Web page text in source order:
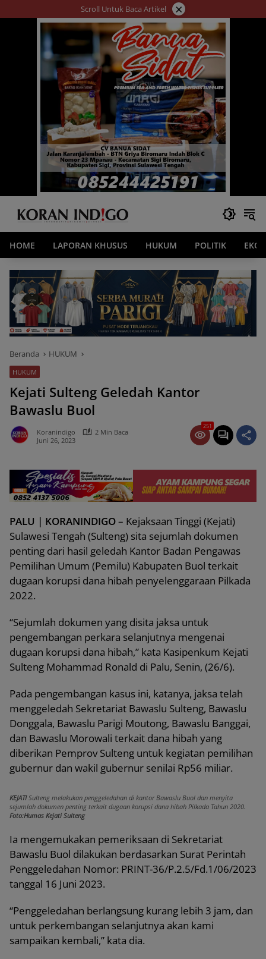
ke
Scroll Untuk Baca Artikel ×
HOME LAPORAN KHUSUS HUKUM POLITIK
Beranda HUKUM
HUKUM
Kejati Sulteng Geledah Kantor
Bawaslu Buol
Koranindigo
2 Min Baca
Juni 26, 2023
251
PALU | KORANINDIGO– Kejaksaan Tinggi (Kejati)
Sulawesi Tengah (Sulteng) sita sejumlah dokumen
penting dari hasil geledah Kantor Badan Pengawas
Pemilihan Umum (Pemilu) Kabupaten Buol terkait
dugaan korupsi dana hibah penyelenggaraan Pilkada
2022.
“Sejumlah dokumen yang disita jaksa untuk
pengembangan perkara selanjutnya mengenai
dugaan korupsi dana hibah,” kata Kasipenkum Kejati
Sulteng Mohammad Ronald di Palu, Senin, (26/6).
Pada pengembangan kasus ini, katanya, jaksa telah
menggeledah Sekretariat Bawaslu Sulteng, Bawaslu
Donggala, Bawaslu Parigi Moutong, Bawaslu Banggai,
dan Bawaslu Morowali terkait dana hibah yang
diberikan Pemprov Sulteng untuk kegiatan pemilihan
gubernur dan wakil gubernur senilai Rp56 miliar.
KEJATISulteng melakukan penggeledahan di kantor Bawaslu Buol dan menyita
sejumlah dokumen penting terkait dugaan korupsi dana hibah Pilkada Tahun 2020.
Foto:Humas Kejati Sulteng
Ia mengemukakan pemeriksaan di Sekretariat
Bawaslu Buol dilakukan berdasarkan Surat Perintah
Penggeledahan Nomor: PRINT-36/P.2.5/Fd.1/06/2023
tanggal 16 Juni 2023.
“Penggeledahan berlangsung kurang lebih 3 jam, dan
untuk perkembangan selanjutnya akan kami
sampaikan kembali,” kata dia.